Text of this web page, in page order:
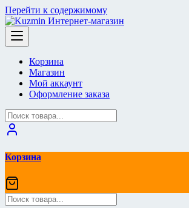
Перейти к содержимому
Корзина
Магазин
Мой аккаунт
Оформление заказа
Корзина